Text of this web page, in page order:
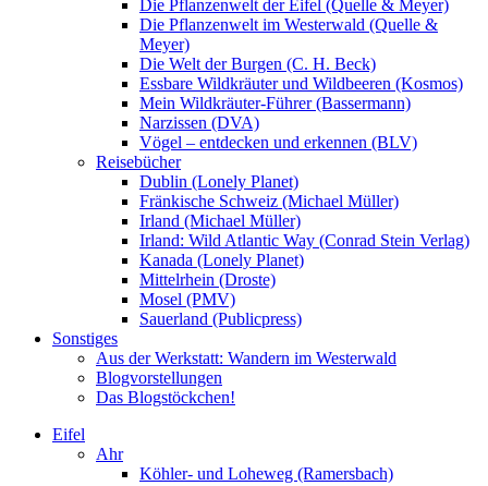
Die Pflanzenwelt der Eifel (Quelle & Meyer)
Die Pflanzenwelt im Westerwald (Quelle &
Meyer)
Die Welt der Burgen (C. H. Beck)
Essbare Wildkräuter und Wildbeeren (Kosmos)
Mein Wildkräuter-Führer (Bassermann)
Narzissen (DVA)
Vögel – entdecken und erkennen (BLV)
Reisebücher
Dublin (Lonely Planet)
Fränkische Schweiz (Michael Müller)
Irland (Michael Müller)
Irland: Wild Atlantic Way (Conrad Stein Verlag)
Kanada (Lonely Planet)
Mittelrhein (Droste)
Mosel (PMV)
Sauerland (Publicpress)
Sonstiges
Aus der Werkstatt: Wandern im Westerwald
Blogvorstellungen
Das Blogstöckchen!
Eifel
Ahr
Köhler- und Loheweg (Ramersbach)